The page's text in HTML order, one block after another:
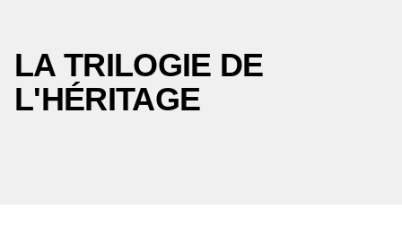
LA TRILOGIE DE
L'HÉRITAGE